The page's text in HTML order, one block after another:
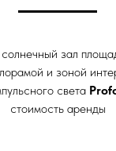
зал
и зоной
света
стоимость аренды